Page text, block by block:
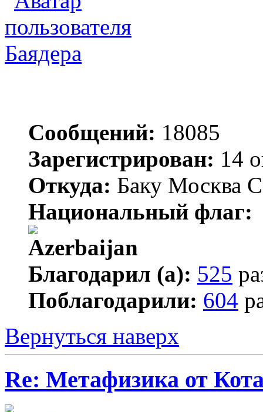
Баядера
Сообщений: 18085
Зарегистрирован: 14
Откуда: Баку Москва
Национальный флаг:
Благодарил (а): 525
Поблагодарили: 604
Вернуться наверх
Re: Метафизика от